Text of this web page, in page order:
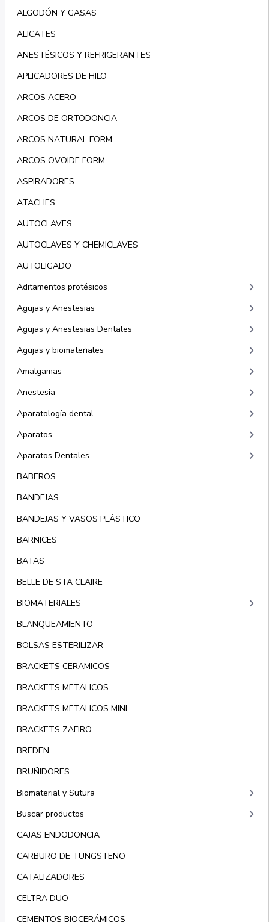
ALGODÓN Y GASAS
ALICATES
ANESTÉSICOS Y REFRIGERANTES
APLICADORES DE HILO
ARCOS ACERO
ARCOS DE ORTODONCIA
ARCOS NATURAL FORM
ARCOS OVOIDE FORM
ASPIRADORES
ATACHES
AUTOCLAVES
AUTOCLAVES Y CHEMICLAVES
AUTOLIGADO
Aditamentos protésicos
keyboard_arrow_right
Agujas y Anestesias keyboard_arrow_right
Agujas y Anestesias Dentales keyboard_arrow_right
Agujas y biomateriales keyboard_arrow_right
Amalgamas keyboard_arrow_right
Anestesia keyboard_arrow_right
Aparatología dental keyboard_arrow_right
Aparatos keyboard_arrow_right
Aparatos Dentales keyboard_arrow_right
BABEROS
BANDEJAS
BANDEJAS Y VASOS PLÁSTICO
BARNICES
BATAS
BELLE DE STA CLAIRE
BIOMATERIALES
keyboard_arrow_right
BLANQUEAMIENTO
BOLSAS ESTERILIZAR
BRACKETS CERAMICOS
BRACKETS METALICOS
BRACKETS METALICOS MINI
BRACKETS ZAFIRO
BREDEN
BRUÑIDORES
Biomaterial y Sutura
keyboard_arrow_right
Buscar productos keyboard_arrow_right
CAJAS ENDODONCIA
CARBURO DE TUNGSTENO
CATALIZADORES
CELTRA DUO
CEMENTOS BIOCERÁMICOS